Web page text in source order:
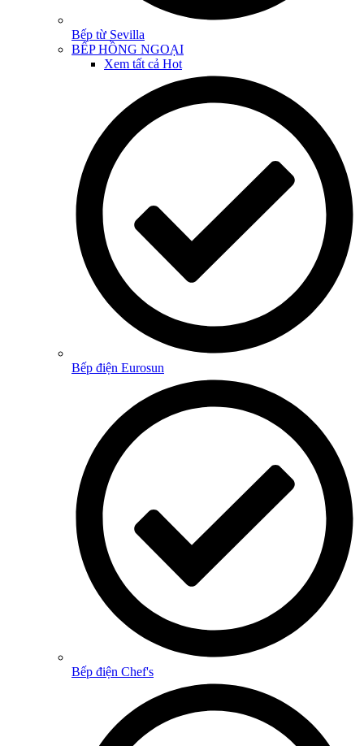
Bếp từ Sevilla
BẾP HỒNG NGOẠI
Xem tất cả Hot
Bếp điện Eurosun
Bếp điện Chef's